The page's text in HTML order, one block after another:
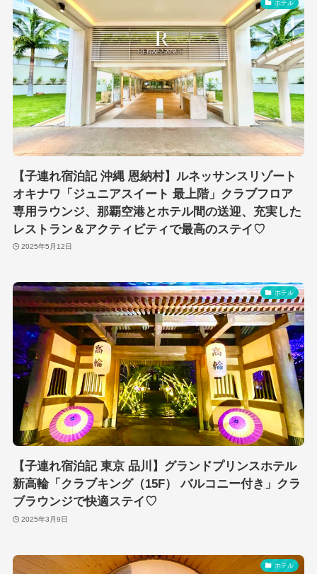
ホテル
【子連れ宿泊記 沖縄 恩納村】ルネッサンスリゾート
オキナワ「ジュニアスイート 最上階」クラブフロア
専用ラウンジ、那覇空港とホテル間の送迎、充実した
レストラン＆アクティビティで最高のステイ♡
2025年5月12日
ホテル
【子連れ宿泊記 東京 品川】グランドプリンスホテル
新高輪「クラブキング（15F） バルコニー付き」クラ
ブラウンジで快適ステイ♡
2025年3月9日
ホテル